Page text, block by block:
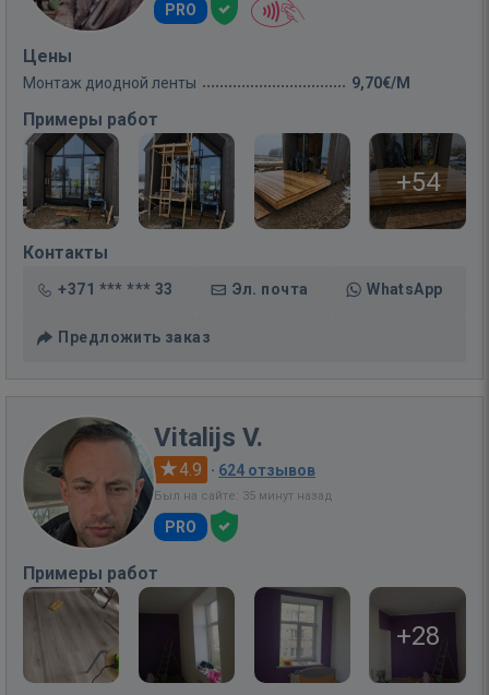
PRO
Цены
Монтаж диодной ленты 9,70€/M
Примеры работ
+54
Контакты
+371 *** *** 33 Эл. почта WhatsApp
Предложить заказ
Vitalijs V.
4.9 · 624 отзывов
Был на сайте: 35 минут назад
PRO
Примеры работ
+28